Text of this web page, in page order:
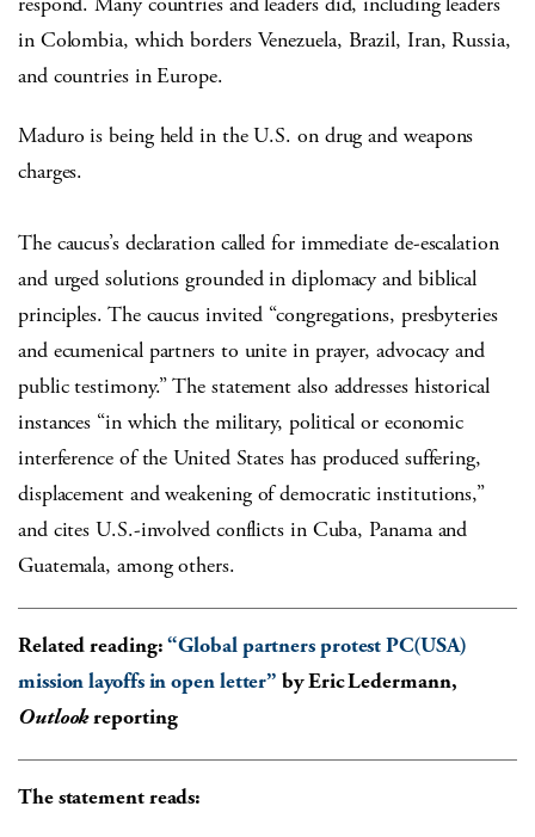
in Colombia, which borders Venezuela, Brazil, Iran, Russia,
and countries in Europe.
Maduro is being held in the U.S. on drug and weapons
charges.
The caucus’s declaration called for immediate de-escalation
and urged solutions grounded in diplomacy and biblical
principles. The caucus invited “congregations, presbyteries
and ecumenical partners to unite in prayer, advocacy and
public testimony.” The statement also addresses historical
instances “in which the military, political or economic
interference of the United States has produced suffering,
displacement and weakening of democratic institutions,”
and cites U.S.-involved conflicts in Cuba, Panama and
Guatemala, among others.
Related reading:“Global partners protest PC(USA)
mission layoffs in open letter” by Eric Ledermann,
Outlookreporting
The statement reads: